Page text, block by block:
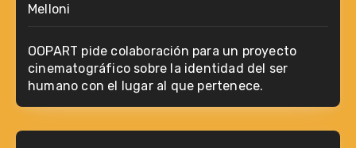
Melloni
OOPART pide colaboración para un proyecto
cinematográfico sobre la identidad del ser
humano con el lugar al que pertenece.